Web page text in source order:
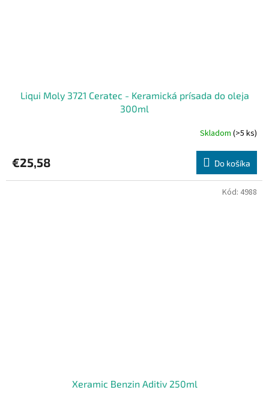
Liqui Moly 3721 Ceratec - Keramická prísada do oleja
300ml
Skladom (>5 ks)
€25,58 Do košíka
Xeramic Benzin Aditiv 250ml
Kód: 4988